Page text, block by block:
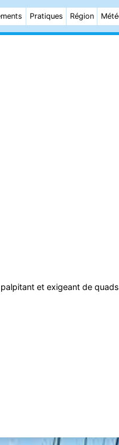
Pratiques Région
et exigeant de quads